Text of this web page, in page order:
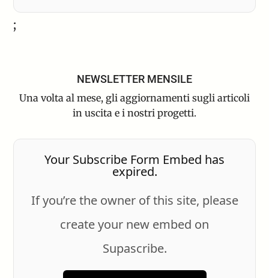
;
NEWSLETTER MENSILE
Una volta al mese, gli aggiornamenti sugli articoli
in uscita e i nostri progetti.
Your Subscribe Form Embed has
expired.
If you’re the owner of this site, please
create your new embed on
Supascribe.